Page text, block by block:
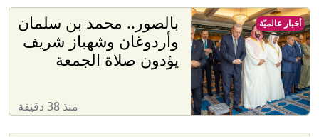
بالصور.. محمد بن سلمان
وأردوغان وشهباز شريف
يؤدون صلاة الجمعة
منذ 38 دقيقة
أخبار عالميّة